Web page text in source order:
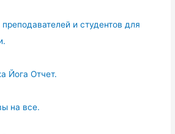
и студентов для
Йога Отчет.
на все.